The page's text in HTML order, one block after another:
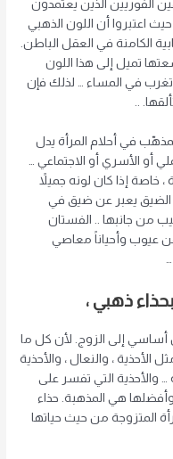
الفوريين الذين يعتمدون
اعتبروا أن اللون الذهبي
الكامنة في العقل الباطن.
تميل إلى هذا اللون
في المساء … لذلك فإن
..
في أحلام المرأة يدل
أو الأسري أو الاجتماعي …
خاصة إذا كان لونه جميلاً
الضيق يعبر عن ضيق في
من جانبها .. الفستان
عيوب وأحياناً معاصي
ذهبي ،
أساسي إلى الزوج. لأن كل ما
الأحذية ، والنعال ، والأحذية
… والأحذية التي تفسر على
وأفضلها هي المذهبة. حذاء
المتزوجة من حيث حياتها